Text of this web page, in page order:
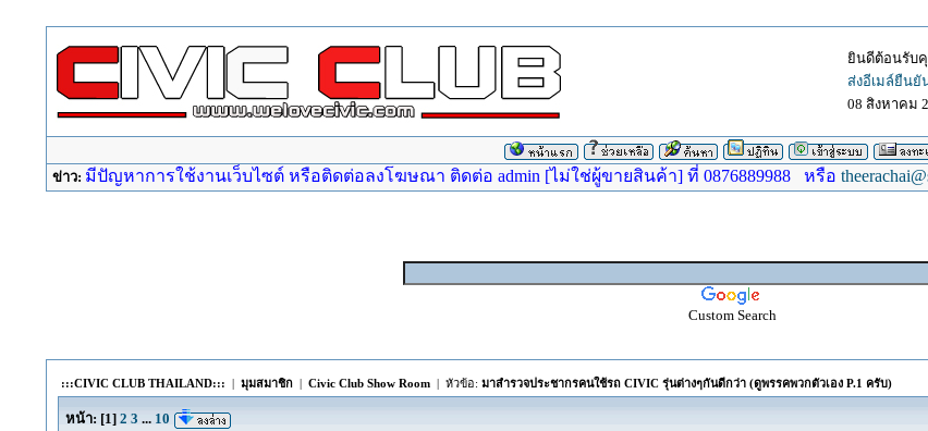
ยินดีต้อนรับ
ส่งอีเมล์ยืนยั
08 สิงหาคม
ข่าว: มีปัญหาการใช้งานเว็บไซต์ หรือติดต่อลงโฆษณา ติดต่อ admin [ไม่ใช่ผู้ขายสินค้า] ที่ 0876889988 หรือ
Custom Search
:::CIVIC CLUB THAILAND::: | มุมสมาชิก| Civic Club Show Room| หัวข้อ: มาสำรวจประชากรคนใช้รถ CIVIC รุ่นต่างๆกันดีกว่า (ดูพรรคพวกตัวเอง P.1 ครับ)
หน้า: [1] 2 3 ... 10